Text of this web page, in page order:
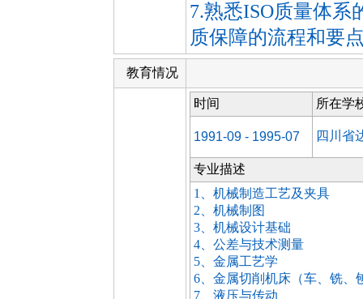
7.熟悉ISO质量体系
质保障的流程和要
教育情况
时间 所在学
1991-09 - 1995-07 四川省
专业描述
1、机械制造工艺及夹具
2、机械制图
3、机械设计基础
4、公差与技术测量
5、金属工艺学
6、金属切削机床（车、铣
7、液压与传动